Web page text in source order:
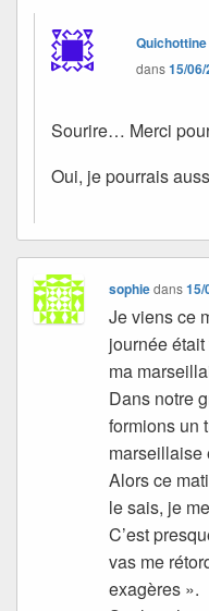
Quichottine
dans15/
Sourire… Merci
Oui, je pourrais
sophiedans15/
Je viens ce
journée
ma
Dans notre
formions un
marseillaise
Alors ce
le sais, je
C’est
vas me
exagères ».